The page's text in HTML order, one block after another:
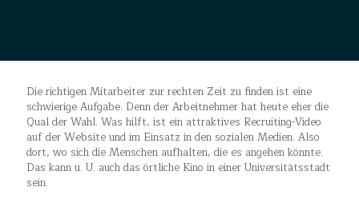
Die richtigen Mitarbeiter zur rechten Zeit zu finden ist eine
schwierige Aufgabe. Denn der Arbeitnehmer hat heute eher die
Qual der Wahl. Was hilft, ist ein attraktives Recruiting-Video
auf der Website und im Einsatz in den sozialen Medien. Also
dort, wo sich die Menschen aufhalten, die es angehen könnte.
Das kann u. U. auch das örtliche Kino in einer Universitätsstadt
sein.